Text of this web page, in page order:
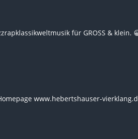
für GROSS & klein.
www.hebertshauser-